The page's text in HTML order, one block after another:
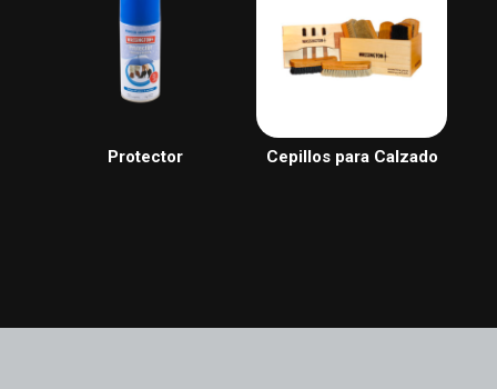
Protector Cepillos para Calzado